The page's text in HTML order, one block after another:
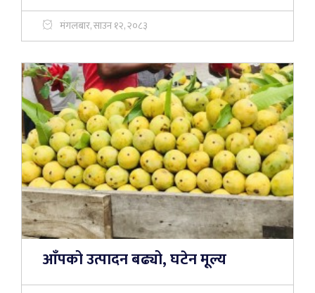
मंगलबार, साउन १२, २०८३
आँपको उत्पादन बढ्यो, घटेन मूल्य